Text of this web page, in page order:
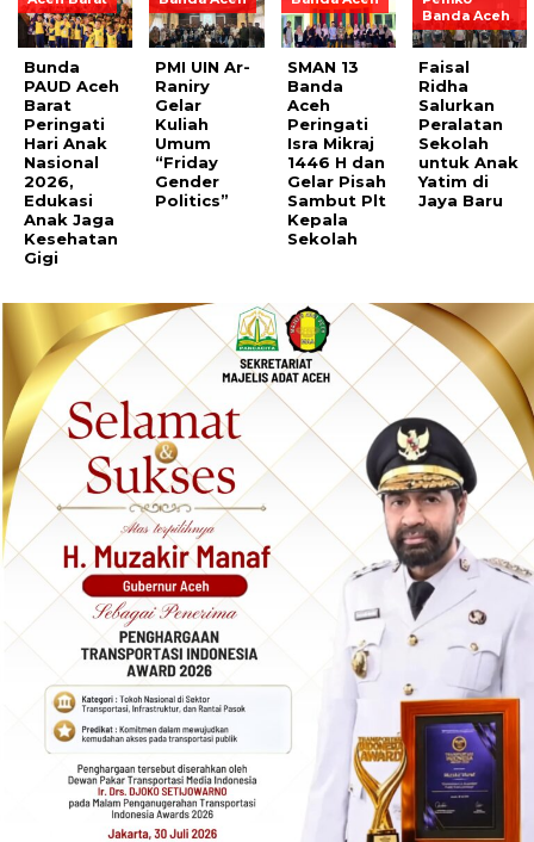
Bunda
PAUD Aceh
Barat
Peringati
Hari Anak
Nasional
2026,
Edukasi
Anak Jaga
Kesehatan
Gigi
PMI UIN Ar-
Raniry
Gelar
Kuliah
Umum
“Friday
Gender
Politics”
SMAN 13
Banda
Aceh
Peringati
Isra Mikraj
1446 H dan
Gelar Pisah
Sambut Plt
Kepala
Sekolah
Banda Aceh
Faisal
Ridha
Salurkan
Peralatan
Sekolah
untuk Anak
Yatim di
Jaya Baru